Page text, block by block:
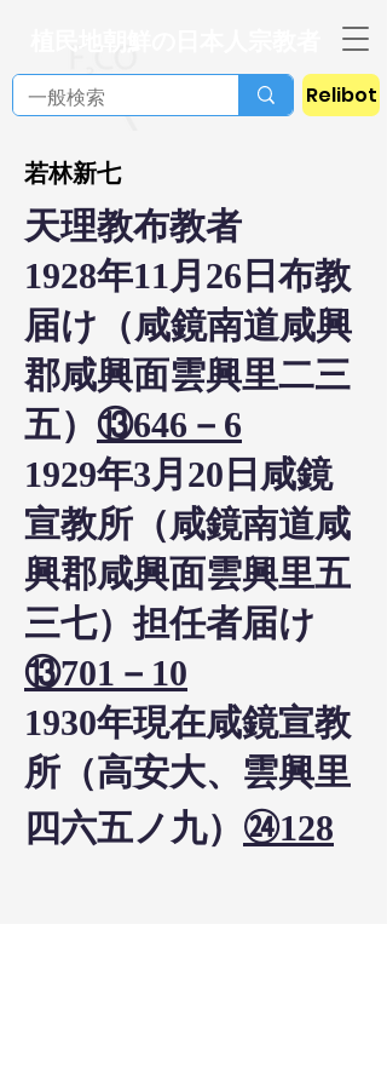
Relibot
若林新七
天理教布教者
1928年11月26日布教
届け（咸鏡南道咸興
郡咸興面雲興里二三
五） ⑬646－6
1929年3月20日咸鏡
宣教所（咸鏡南道咸
興郡咸興面雲興里五
三七）担任者届け
⑬701－10
1930年現在咸鏡宣教
所（高安大、雲興里
四六五ノ九） ㉔128